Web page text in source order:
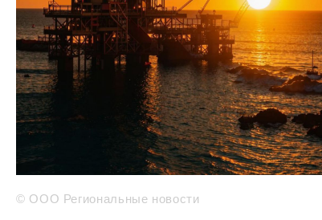
© ООО Региональные новости